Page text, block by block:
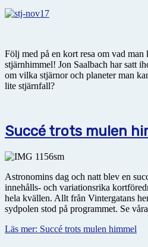
Följ med på en kort resa om vad man
stjärnhimmel! Jon Saalbach har satt
om vilka stjärnor och planeter man
lite stjärnfall?
Succé trots mulen
Astronomins dag och natt blev en
innehålls- och variationsrika
hela kvällen. Allt från Vintergatans
sydpolen stod på programmet. Se
Läs mer: Succé trots mulen himmel